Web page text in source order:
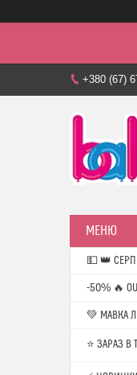
+380 (67)
💵 👑
-50% 🔥
💚 МАВКА
⭐️ ЗАРАЗ В